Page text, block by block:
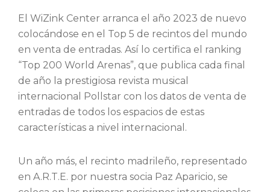
El WiZink Center arranca el año 2023 de nuevo
colocándose en el Top 5 de recintos del mundo
en venta de entradas. Así lo certifica el ranking
“Top 200 World Arenas”, que publica cada final
de año la prestigiosa revista musical
internacional Pollstar con los datos de venta de
entradas de todos los espacios de estas
características a nivel internacional.
Un año más, el recinto madrileño, representado
en A.R.T.E. por nuestra socia Paz Aparicio, se